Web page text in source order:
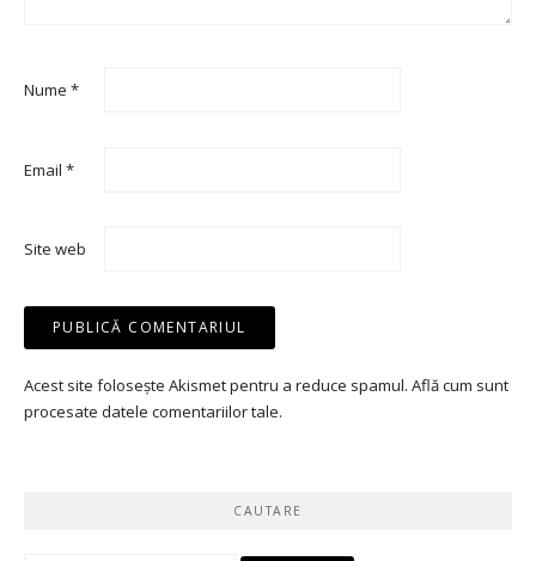
Nume *
Email *
Site web
Acest site folosește Akismet pentru a reduce spamul. Află cum sunt
procesate datele comentariilor tale.
CAUTARE